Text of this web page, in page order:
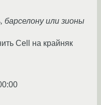
или зионы
Cell на крайняк